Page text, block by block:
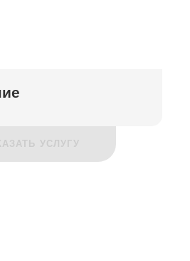
УСЛУГУ